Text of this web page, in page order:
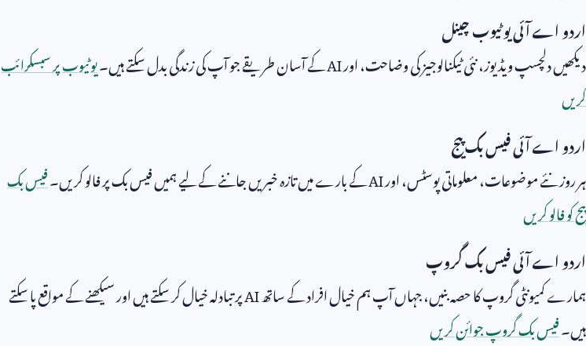
اردو اے آئی یوٹیوب چینل
دیکھیں دلچسپ ویڈیوز، نئی ٹیکنالوجیز کی وضاحت، اورAIکے آسان طریقے جو آپ کی زندگی بدل سکتے ہیں۔یوٹیوب پر سبسکرائب
کریں
اردو اے آئی فیس بک پیج
ہر روز نئے موضوعات، معلوماتی پوسٹس، اورAIکے بارے میں تازہ خبریں جاننے کے لیے ہمیں فیس بک پر فالو کریں۔فیس بک
پیج کو فالو کریں
اردو اے آئی فیس بک گروپ
ہمارے کمیونٹی گروپ کا حصہ بنیں، جہاں آپ ہم خیال افراد کے ساتھAIپر تبادلہ خیال کر سکتے ہیں اور سیکھنے کے مواقع پا سکتے
ہیں۔فیس بک گروپ جوائن کریں